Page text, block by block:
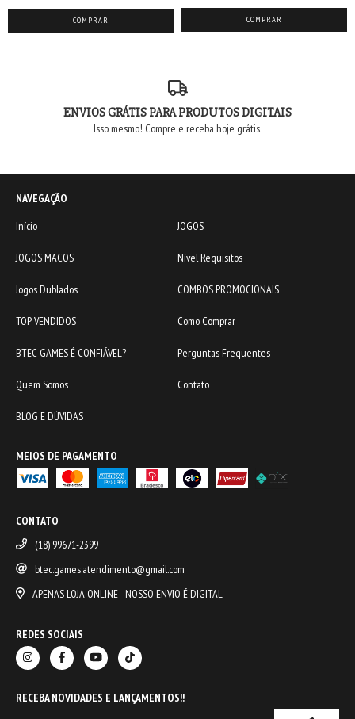
ENVIOS GRÁTIS PARA PRODUTOS DIGITAIS
Isso mesmo! Compre e receba hoje grátis.
NAVEGAÇÃO
Início
JOGOS
JOGOS MACOS Nível Requisitos
Jogos Dublados COMBOS PROMOCIONAIS
TOP VENDIDOS Como Comprar
BTEC GAMES É CONFIÁVEL? Perguntas Frequentes
Quem Somos Contato
BLOG E DÚVIDAS
MEIOS DE PAGAMENTO
CONTATO
(18) 99671-2399
btec.games.atendimento@gmail.com
APENAS LOJA ONLINE - NOSSO ENVIO É DIGITAL
REDES SOCIAIS
RECEBA NOVIDADES E LANÇAMENTOS!!